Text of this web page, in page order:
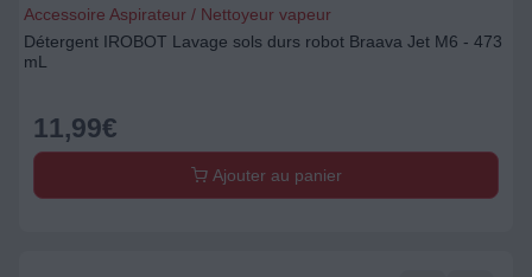
Accessoire Aspirateur / Nettoyeur vapeur
Détergent IROBOT Lavage sols durs robot Braava Jet M6 - 473
mL
11,99€
Ajouter au panier